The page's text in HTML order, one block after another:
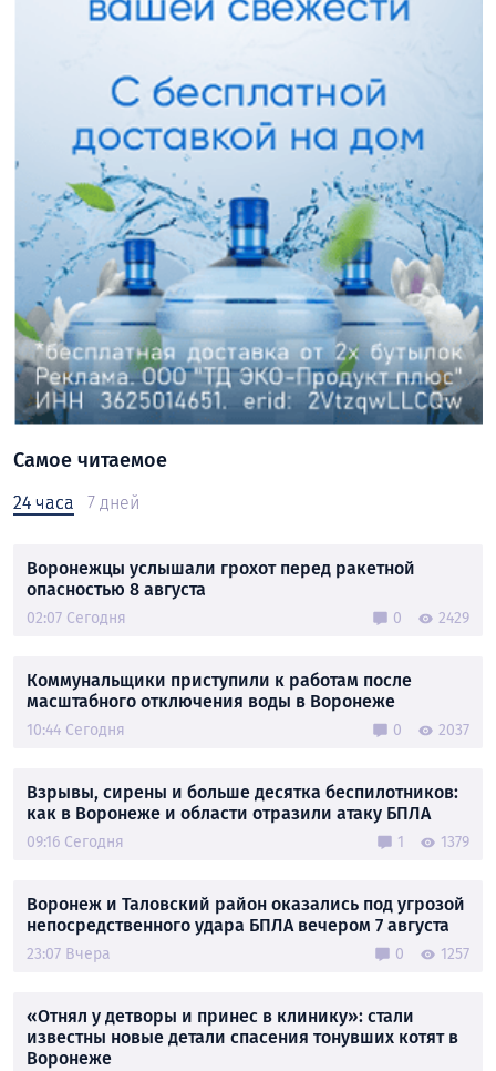
Самое читаемое
24 часа 7 дней
Воронежцы услышали грохот перед ракетной
опасностью 8 августа
02:07 Сегодня 0 2429
Коммунальщики приступили к работам после
масштабного отключения воды в Воронеже
10:44 Сегодня 0 2037
Взрывы, сирены и больше десятка беспилотников:
как в Воронеже и области отразили атаку БПЛА
09:16 Сегодня 1 1379
Воронеж и Таловский район оказались под угрозой
непосредственного удара БПЛА вечером 7 августа
23:07 Вчера 0 1257
«Отнял у детворы и принес в клинику»: стали
известны новые детали спасения тонувших котят в
Воронеже